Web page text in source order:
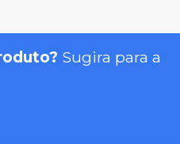
Sugira para a